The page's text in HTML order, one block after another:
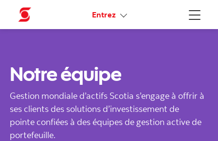
Menu
Entrez Liens connexes
Notre équipe
Gestion mondiale d’actifs Scotia s’engage à offrir à
ses clients des solutions d’investissement de
pointe confiées à des équipes de gestion active de
portefeuille.